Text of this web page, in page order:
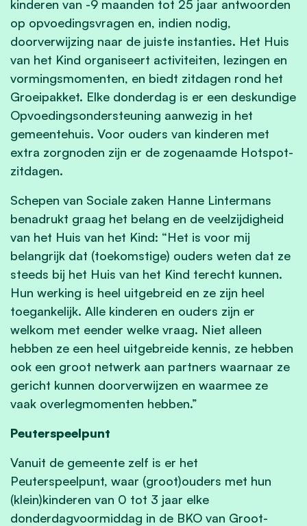
kinderen van -9 maanden tot 25 jaar antwoorden
op opvoedingsvragen en, indien nodig,
doorverwijzing naar de juiste instanties. Het Huis
van het Kind organiseert activiteiten, lezingen en
vormingsmomenten, en biedt zitdagen rond het
Groeipakket. Elke donderdag is er een deskundige
Opvoedingsondersteuning aanwezig in het
gemeentehuis. Voor ouders van kinderen met
extra zorgnoden zijn er de zogenaamde Hotspot-
zitdagen.
Schepen van Sociale zaken Hanne Lintermans
benadrukt graag het belang en de veelzijdigheid
van het Huis van het Kind: “Het is voor mij
belangrijk dat (toekomstige) ouders weten dat ze
steeds bij het Huis van het Kind terecht kunnen.
Hun werking is heel uitgebreid en ze zijn heel
toegankelijk. Alle kinderen en ouders zijn er
welkom met eender welke vraag. Niet alleen
hebben ze een heel uitgebreide kennis, ze hebben
ook een groot netwerk aan partners waarnaar ze
gericht kunnen doorverwijzen en waarmee ze
vaak overlegmomenten hebben.”
Peuterspeelpunt
Vanuit de gemeente zelf is er het
Peuterspeelpunt, waar (groot)ouders met hun
(klein)kinderen van 0 tot 3 jaar elke
donderdagvoormiddag in de BKO van Groot-